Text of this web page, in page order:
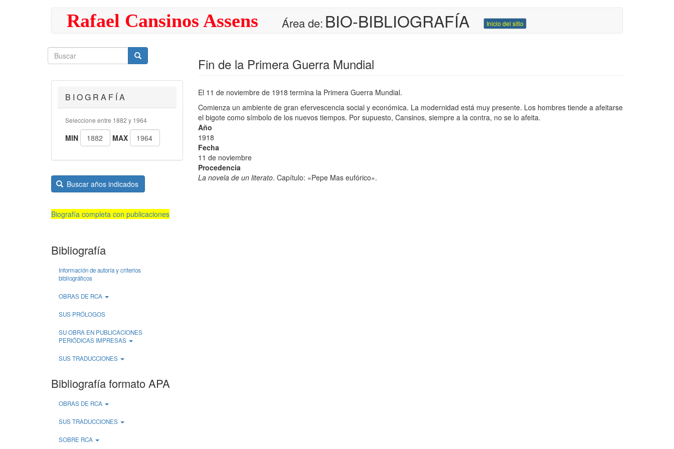
Rafael Cansinos Assens Área de: BIO-BIBLIOGRAFÍA Inicio del sitio
Buscar
Buscar
Buscar
B I O G R A F Í A
Seleccione entre 1882 y 1964
MIN MAX
Buscar años indicados
Biografía completa con publicaciones
Bibliografía
Información de autoría y criterios
bibliográficos
OBRAS DE RCA
SUS PRÓLOGOS
SU OBRA EN PUBLICACIONES
PERIÓDICAS IMPRESAS
SUS TRADUCCIONES
Bibliografía formato APA
OBRAS DE RCA
SUS TRADUCCIONES
SOBRE RCA
Fin de la Primera Guerra Mundial
El 11 de noviembre de 1918 termina la Primera Guerra Mundial.
Comienza un ambiente de gran efervescencia social y económica. La modernidad está muy presente. Los hombres tiende a afeitarse
el bigote como símbolo de los nuevos tiempos. Por supuesto, Cansinos, siempre a la contra, no se lo afeita.
Año
1918
Fecha
11 de noviembre
Procedencia
La novela de un literato. Capítulo: «Pepe Mas eufórico».